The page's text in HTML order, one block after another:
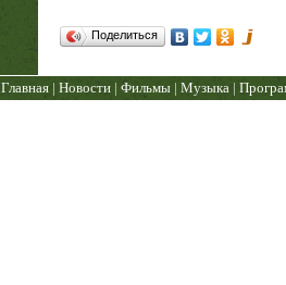
Поделиться
Главная |Новости |Фильмы |Музыка |